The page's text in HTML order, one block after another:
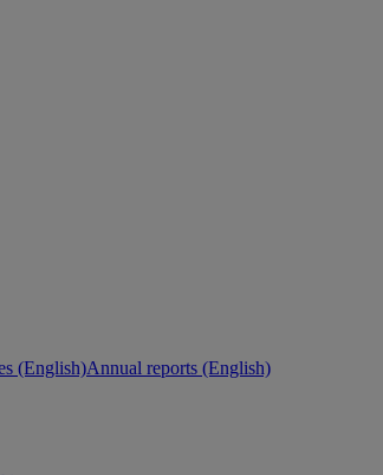
(English)Annual reports (English)